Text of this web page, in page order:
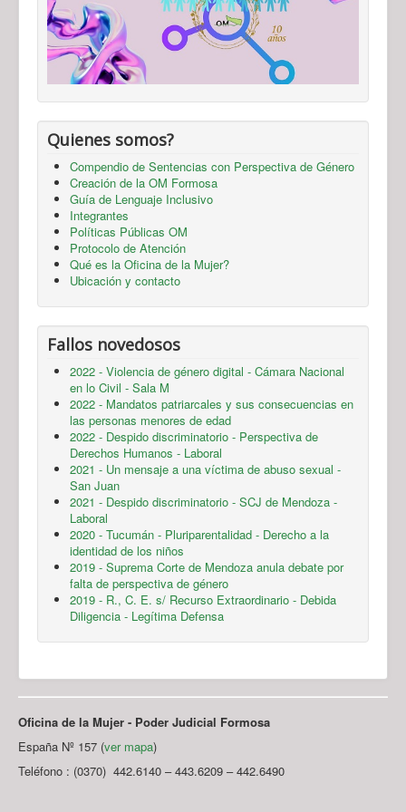
Quienes somos?
Compendio de Sentencias con Perspectiva de Género
Creación de la OM Formosa
Guía de Lenguaje Inclusivo
Integrantes
Políticas Públicas OM
Protocolo de Atención
Qué es la Oficina de la Mujer?
Ubicación y contacto
Fallos novedosos
2022 - Violencia de género digital - Cámara Nacional
en lo Civil - Sala M
2022 - Mandatos patriarcales y sus consecuencias en
las personas menores de edad
2022 - Despido discriminatorio - Perspectiva de
Derechos Humanos - Laboral
2021 - Un mensaje a una víctima de abuso sexual -
San Juan
2021 - Despido discriminatorio - SCJ de Mendoza -
Laboral
2020 - Tucumán - Pluriparentalidad - Derecho a la
identidad de los niños
2019 - Suprema Corte de Mendoza anula debate por
falta de perspectiva de género
2019 - R., C. E. s/ Recurso Extraordinario - Debida
Diligencia - Legítima Defensa
Oficina de la Mujer - Poder Judicial Formosa
España Nº 157 (ver mapa)
Teléfono : (0370) 442.6140 – 443.6209 – 442.6490